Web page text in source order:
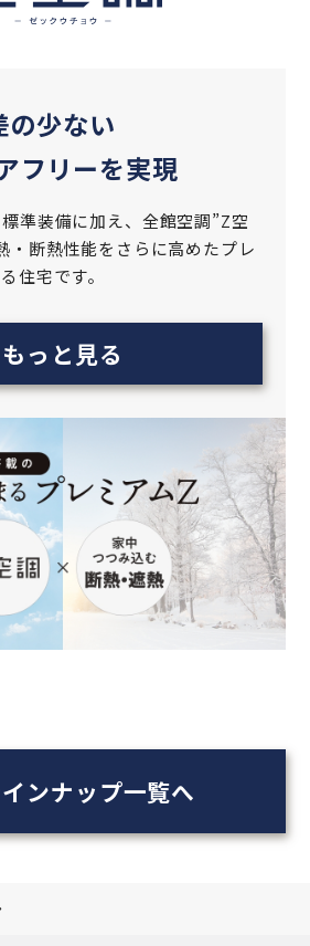
の少ない
フリーを実現
準装備に加え、全館空調”Z空
‧断熱性能をさらに高めたプレ
住宅です。
もっと見る
ンナップ一覧へ